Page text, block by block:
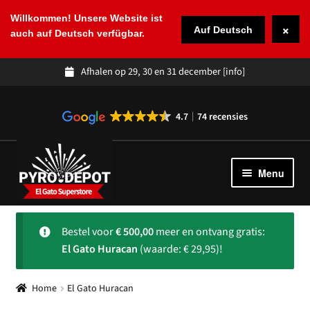
Willkommen! Unsere Website ist
auch auf Deutsch verfügbar.
Auf Deutsch ×
Afhalen op 29, 30 en 31 december[info]
4.7 74 recensies
door
naar
navigatie
naar
de
inhoud
Menu
Winkel
Spaans vuurwerk
Over ons
Bestel voor€500,00meer en ontvang gratis:
El Gato Huracan (waarde: € 29,95)!
Home El Gato Huracan